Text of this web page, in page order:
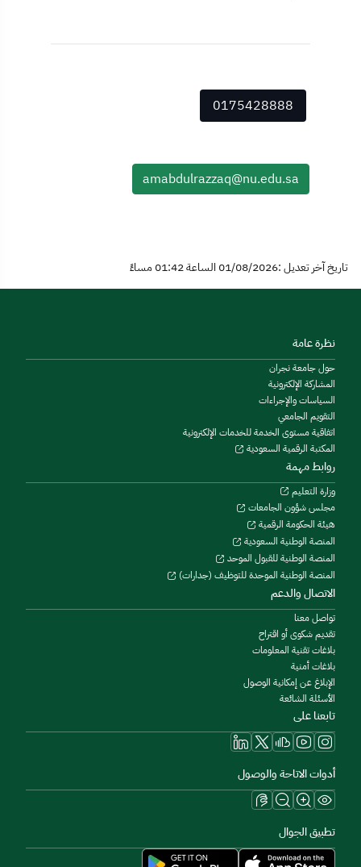
0175428888
amabdulrazzaq@nu.edu.sa
تاريخ آخر تعديل :01/08/2026 الساعة 01:42 مساءً
نظرة عامة
حول جامعة نجران
المشاركة الإلكترونية
السياسات والإجراءات
التقويم الجامعي
اتفاقية مستوى الخدمة للخدمات الإلكترونية
المكتبة الرقمية السعودية
روابط مهمة
وزارة التعليم
مجلس شؤون الجامعات
هيئة الحكومة الرقمية
المنصة الوطنية السعودية
المنصة الوطنية للقبول الموحد
المنصة الوطنية الموحدة للتوظيف (جدارات)
الاتصال والدعم
تواصل معنا
تقديم شكوى أو اقتراح
بلاغات تقنية المعلومات
بلاغات أمنية
الإبلاغ عن إمكانية الوصول
الأسئلة الشائعة
تابعنا على
أدوات الاتاحة والوصول
تطبيق الجوال